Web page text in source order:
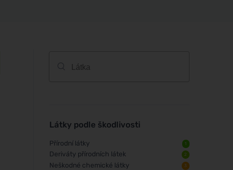
Látky podle škodlivosti
Přírodní látky 1
Deriváty přírodních látek 2
Neškodné chemické látky 3